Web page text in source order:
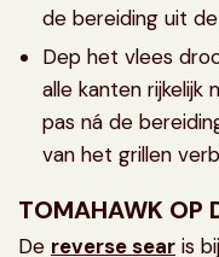
de bereiding uit de
Dep het vlees
alle kanten
pas ná de
van het grillen
TOMAHAWK OP
De reverse sear is